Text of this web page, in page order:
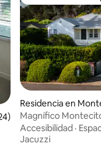
promedio: 4.84 de 5;
Residencia en
Magnífico
Accesibilidad ·
Jacuzzi